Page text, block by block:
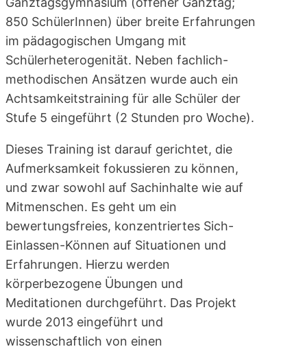
850 SchülerInnen) über breite Erfahrungen
im pädagogischen Umgang mit
Schülerheterogenität. Neben fachlich-
methodischen Ansätzen wurde auch ein
Achtsamkeitstraining für alle Schüler der
Stufe 5 eingeführt (2 Stunden pro Woche).
Dieses Training ist darauf gerichtet, die
Aufmerksamkeit fokussieren zu können,
und zwar sowohl auf Sachinhalte wie auf
Mitmenschen. Es geht um ein
bewertungsfreies, konzentriertes Sich-
Einlassen-Können auf Situationen und
Erfahrungen. Hierzu werden
körperbezogene Übungen und
Meditationen durchgeführt. Das Projekt
wurde 2013 eingeführt und
wissenschaftlich von einen